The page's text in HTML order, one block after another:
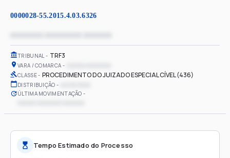
0000028-55.2015.4.03.6326
TRIBUNAL TRF3
VARA / COMARCA
CLASSE PROCEDIMENTO DO JUIZADO ESPECIAL CÍVEL (436)
DISTRIBUIÇÃO
ÚLTIMA MOVIMENTAÇÃO
Tempo Estimado do Processo